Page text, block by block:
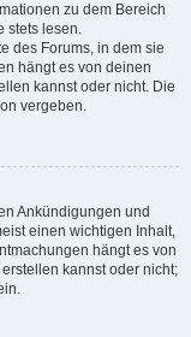
zu dem Bereich
stets lesen.
des Forums, in dem sie
hängt es von deinen
kannst oder nicht. Die
vergeben.
Ankündigungen und
einen wichtigen Inhalt,
hängt es von
kannst oder nicht;